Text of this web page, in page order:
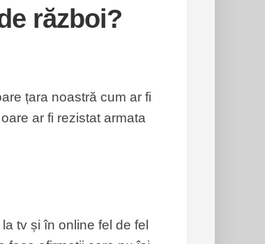
război?
țara noastră cum ar fi
ar fi rezistat armata
tv și în online fel de fel